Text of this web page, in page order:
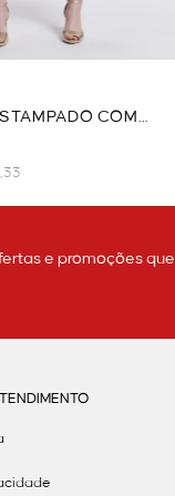
COM
AZUL
e promoções que